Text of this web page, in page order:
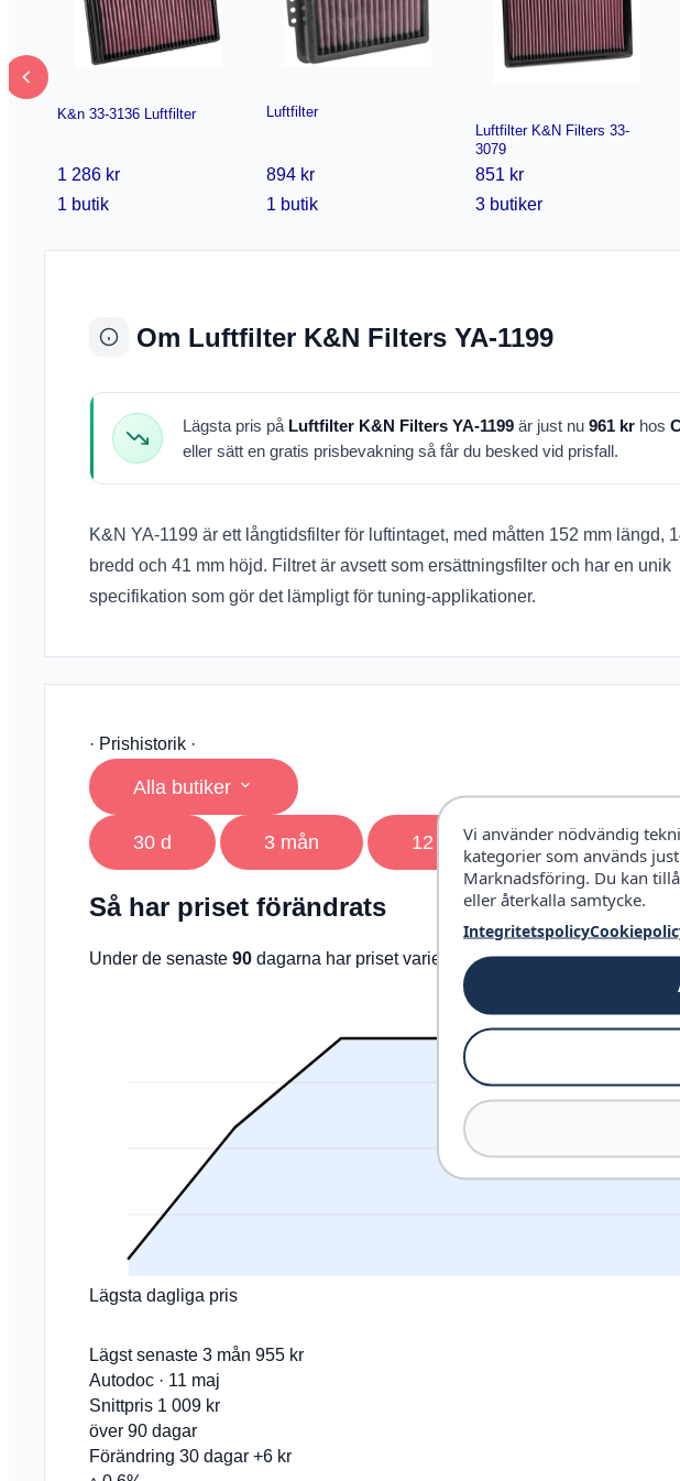
Vi använder nödvändig
kategorier som används
Marknadsföring. Du kan
eller återkalla samtycke.
Integritetspolicy
K&n 33-3136 Luftfilter
1 286 kr
1 butik
Luftfilter
894 kr
1 butik
Luftfilter K&N Filters 33-
3079
851 kr
3 butiker
Om Luftfilter K&N Filters YA-1199
Lägsta pris på Luftfilter K&N Filters YA-1199 är just nu 961 kr hos
eller sätt en gratis prisbevakning så får du besked vid prisfall.
K&N YA-1199 är ett långtidsfilter för luftintaget, med måtten 152 mm längd,
bredd och 41 mm höjd. Filtret är avsett som ersättningsfilter och har en unik
specifikation som gör det lämpligt för tuning-applikationer.
· Prishistorik ·
Alla butiker
30 d 3 mån 12 mån
Så har priset förändrats
Under de senaste 90 dagarna har priset varierat mellan955 kroch1 018 kr
Lägsta dagliga pris
Lägst senaste 3 mån 955 kr
Autodoc · 11 maj
Snittpris 1 009 kr
över 90 dagar
Förändring 30 dagar +6 kr